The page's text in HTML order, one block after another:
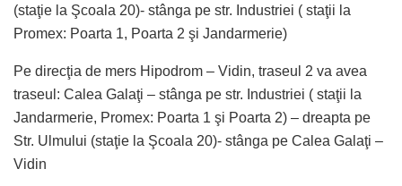
(staţie la Şcoala 20)- stânga pe str. Industriei ( staţii la
Promex: Poarta 1, Poarta 2 şi Jandarmerie)
Pe direcţia de mers Hipodrom – Vidin, traseul 2 va avea
traseul: Calea Galaţi – stânga pe str. Industriei ( staţii la
Jandarmerie, Promex: Poarta 1 şi Poarta 2) – dreapta pe
Str. Ulmului (staţie la Şcoala 20)- stânga pe Calea Galaţi –
Vidin